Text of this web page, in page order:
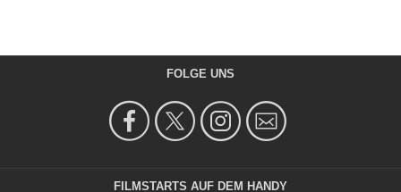
FOLGE UNS
FILMSTARTS AUF DEM HANDY